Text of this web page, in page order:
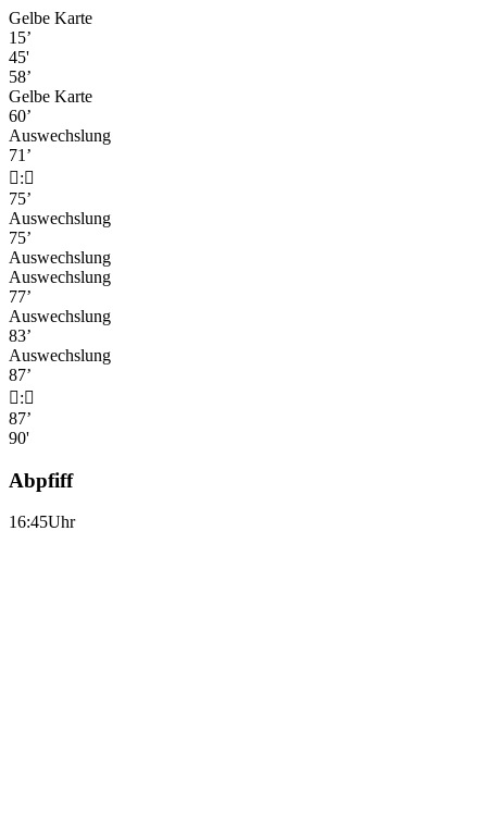
Gelbe Karte
15’
45'
58’
Gelbe Karte
60’
Auswechslung
71’
:
75’
Auswechslung
75’
Auswechslung
Auswechslung
77’
Auswechslung
83’
Auswechslung
87’
:
87’
90'
Abpfiff
16:45Uhr